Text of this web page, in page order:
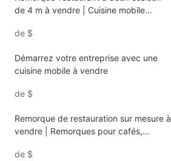
de 4 m à vendre | Cuisine mobile
street food asiatique et restauration
de $
Démarrez votre entreprise avec une
cuisine mobile à vendre
de $
Remorque de restauration sur mesure à
vendre | Remorques pour cafés,
de $